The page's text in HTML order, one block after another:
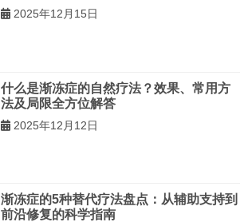
2025年12月15日
什么是渐冻症的自然疗法？效果、常用方
法及局限全方位解答
2025年12月12日
渐冻症的5种替代疗法盘点：从辅助支持到
前沿修复的科学指南